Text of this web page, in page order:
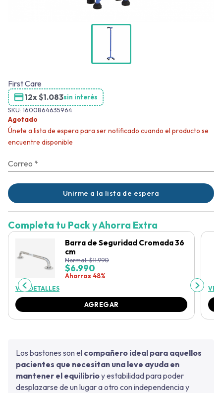
First Care
12x$1.083sin interés
SKU: 1600864635964
Los bastones son el compañero ideal para aquellos
pacientes que necesitan una leve ayuda en
mantener el equilibrioy estabilidad para poder
desplazarse de un lugar a otro con independencia y
Agotado
Únete a lista de espera para ser notificado cuando el producto se
encuentre disponible
Correo *
Unirme a la lista de espera
Completa tu Pack y Ahorra Extra
Barra de Seguridad Cromada 36
cm
Normal:$11.990
$6.990
Ahorras 48%
VER DETALLES
AGREGAR
VER